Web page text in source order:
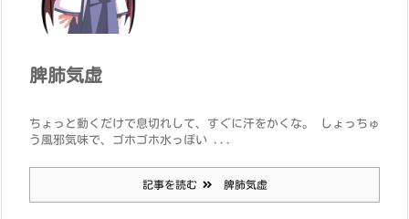
脾肺気虚
ちょっと動くだけで息切れして、すぐに汗をかくな。 しょっちゅ
う風邪気味で、ゴホゴホ水っぽい ...
記事を読む 脾肺気虚